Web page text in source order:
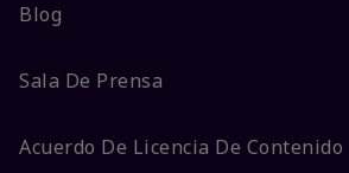
Blog
Sala De Prensa
Acuerdo De Licencia De Contenido